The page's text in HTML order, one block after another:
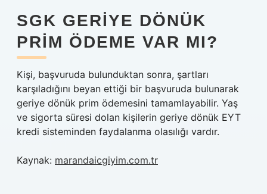
SGK GERIYE DÖNÜK
PRIM ÖDEME VAR MI?
Kişi, başvuruda bulunduktan sonra, şartları
karşıladığını beyan ettiği bir başvuruda bulunarak
geriye dönük prim ödemesini tamamlayabilir. Yaş
ve sigorta süresi dolan kişilerin geriye dönük EYT
kredi sisteminden faydalanma olasılığı vardır.
Kaynak: marandaicgiyim.com.tr